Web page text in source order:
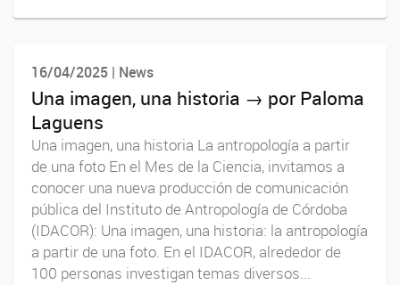
16/04/2025 | News
Una imagen, una historia → por Paloma
Laguens
Una imagen, una historia La antropología a partir
de una foto En el Mes de la Ciencia, invitamos a
conocer una nueva producción de comunicación
pública del Instituto de Antropología de Córdoba
(IDACOR): Una imagen, una historia: la antropología
a partir de una foto. En el IDACOR, alrededor de
100 personas investigan temas diversos...